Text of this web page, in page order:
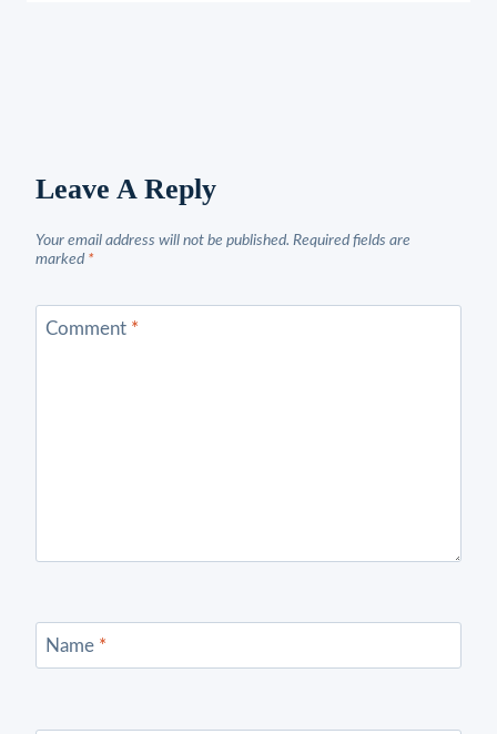
Leave A Reply
Your email address will not be published. Required fields are
marked *
Comment *
Name *